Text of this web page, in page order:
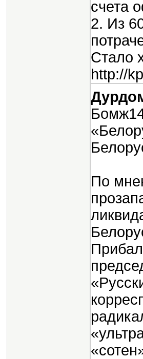
счета
2. Из
Стало
http://
По